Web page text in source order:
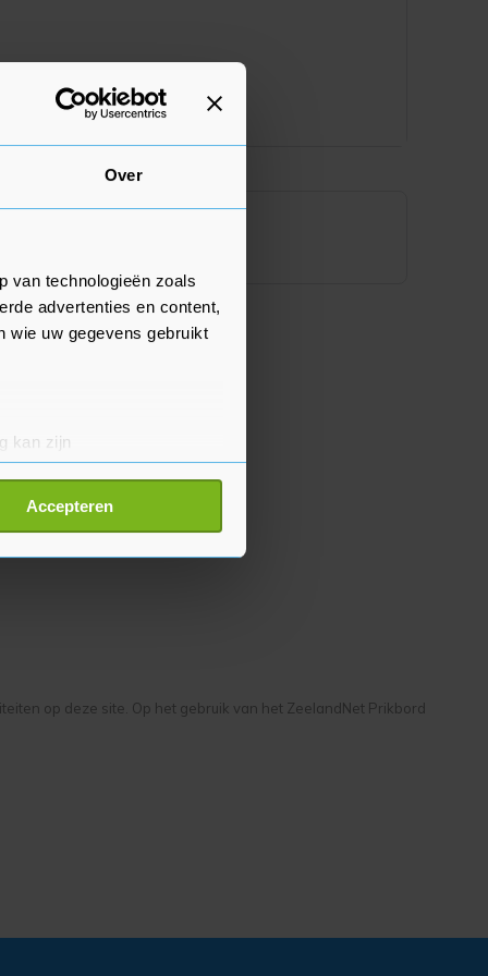
Over
van technologieën zoals
advertenties en content,
wie uw gegevens gebruikt
kan zijn
detailgedeelte
Accepteren
op deze site. Op het gebruik van het ZeelandNet Prikbord